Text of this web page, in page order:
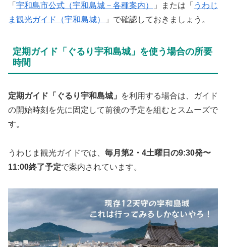
「 宇和島市公式（宇和島城－各種案内） 」または「 うわじ
ま観光ガイド（宇和島城）
」で確認しておきましょう。
定期ガイド「ぐるり宇和島城」を使う場合の所要
時間
定期ガイド「ぐるり宇和島城」
を利用する場合は、ガイド
の開始時刻を先に固定して前後の予定を組むとスムーズで
す。
うわじま観光ガイドでは、 毎月第2・4土曜日の9:30発〜
11:00終了予定で案内されています。